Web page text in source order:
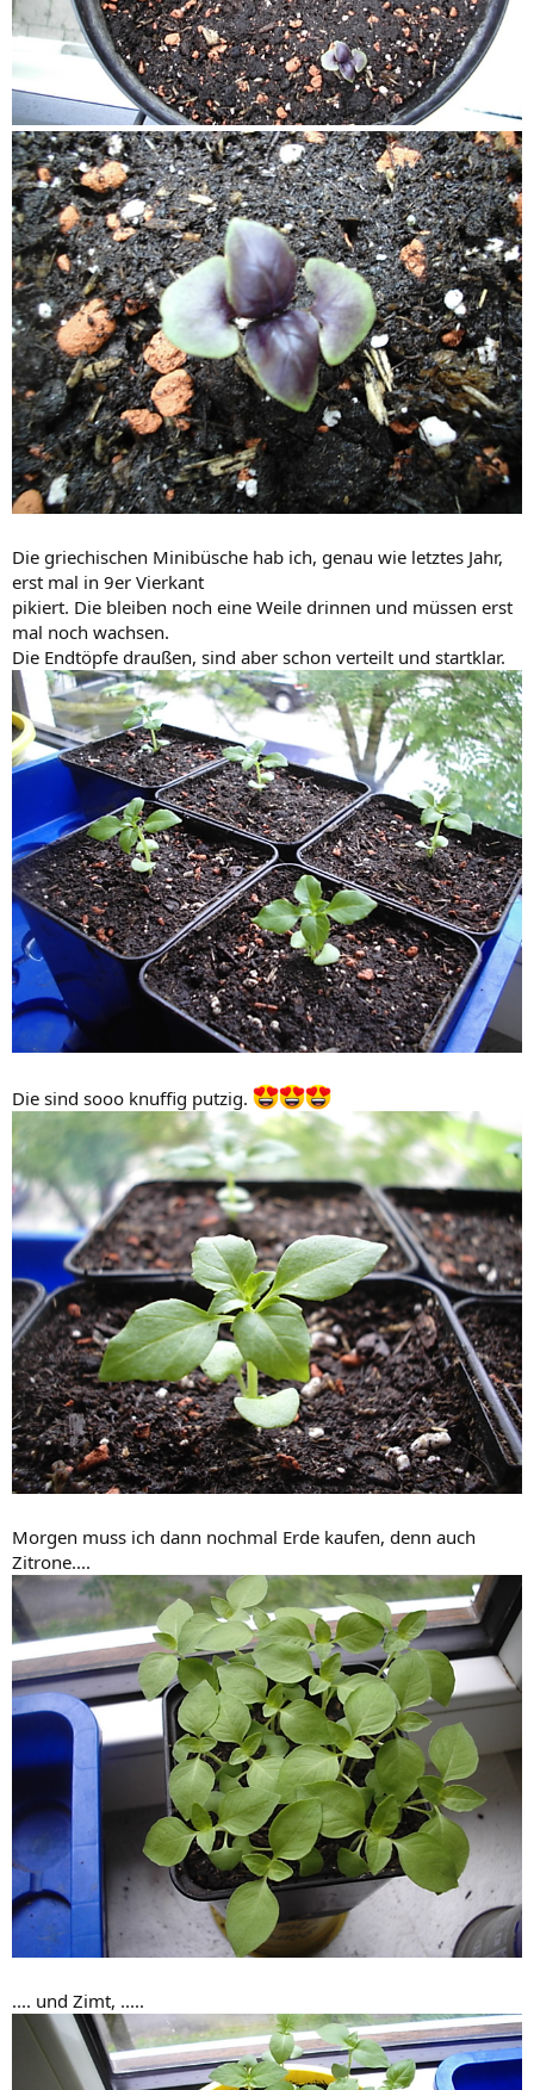
Die griechischen Minibüsche hab ich, genau wie letztes Jahr,
erst mal in 9er Vierkant
pikiert. Die bleiben noch eine Weile drinnen und müssen erst
mal noch wachsen.
Die Endtöpfe draußen, sind aber schon verteilt und startklar.
Die sind sooo knuffig putzig.
Morgen muss ich dann nochmal Erde kaufen, denn auch
Zitrone....
.... und Zimt, .....